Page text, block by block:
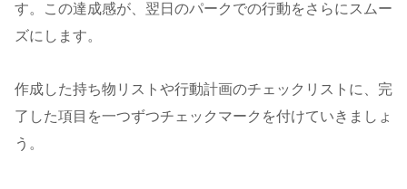
す。この達成感が、翌日のパークでの行動をさらにスムー
ズにします。
作成した持ち物リストや行動計画のチェックリストに、完
了した項目を一つずつチェックマークを付けていきましょ
う。